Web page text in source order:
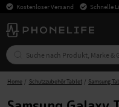
Kostenloser Versand Schnelle
Home Schutzzubehör Tablet Samsung